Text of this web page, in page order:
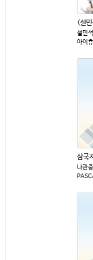
설민석
아이
나관중